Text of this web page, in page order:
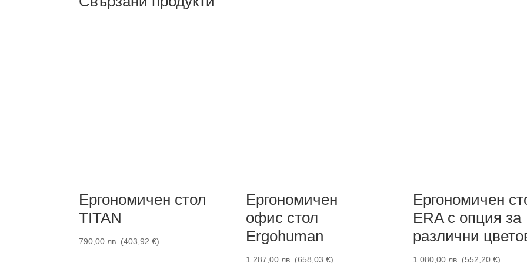
Ергономичен стол
TITAN
790,00 лв. (403,92€)
Ергономичен
офис стол
Ergohuman
1.287,00 лв. (658,03 €)
Ергономичен
ERA с опция за
различни
1.080,00 лв. (552,20 €)